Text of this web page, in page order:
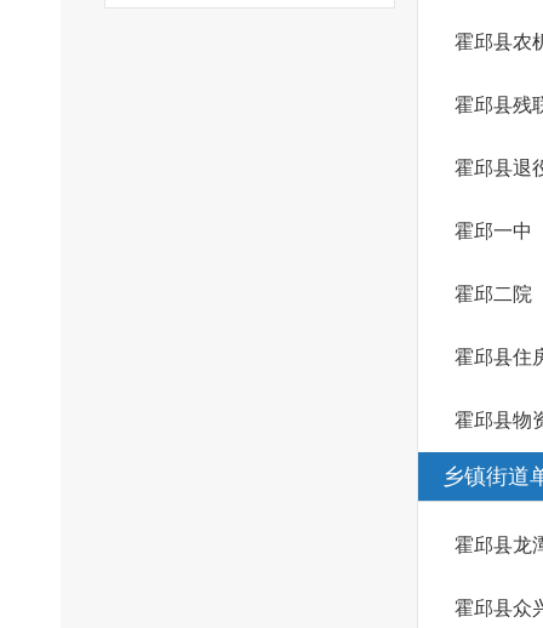
霍邱县农
霍邱县残
霍邱县退
霍邱一中
霍邱二院
霍邱县住
霍邱县物
乡镇街道
霍邱县龙
霍邱县众